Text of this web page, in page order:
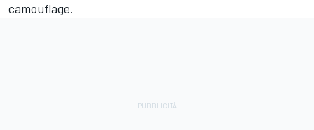
camouflage.